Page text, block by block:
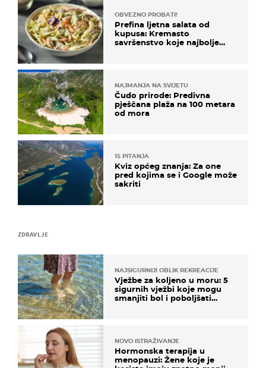
ZDRAVLJE
NAJSIGURNIJI OBLIK REKREACIJE
Vježbe za koljeno u moru: 5
sigurnih vježbi koje mogu
smanjiti bol i poboljšati
NOVO ISTRAŽIVANJE
Hormonska terapija u
menopauzi: Žene koje je
OBVEZNO PROBATI!
Prefina ljetna salata od
kupusa: Kremasto
savršenstvo koje najbolje
NAJMANJA NA SVIJETU
Čudo prirode: Predivna
pješčana plaža na 100 metara
od mora
15 PITANJA
Kviz općeg znanja: Za one
pred kojima se i Google može
sakriti